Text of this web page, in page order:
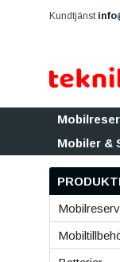
Kundtjänst
Mobiler &